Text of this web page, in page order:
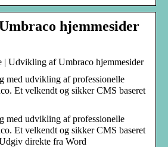
hjemmesider
| Udvikling af Umbraco hjemmesider
med udvikling af professionelle
Et velkendt og sikker CMS baseret
med udvikling af professionelle
Et velkendt og sikker CMS baseret
direkte fra Word